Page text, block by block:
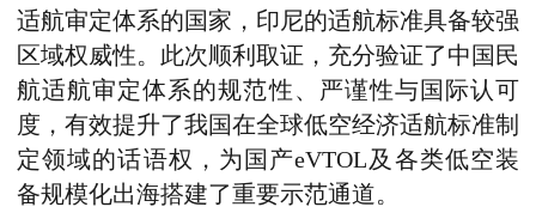
适航审定体系的国家，印尼的适航标准具备较强
区域权威性。此次顺利取证，充分验证了中国民
航适航审定体系的规范性、严谨性与国际认可
度，有效提升了我国在全球低空经济适航标准制
定领域的话语权，为国产eVTOL及各类低空装
备规模化出海搭建了重要示范通道。